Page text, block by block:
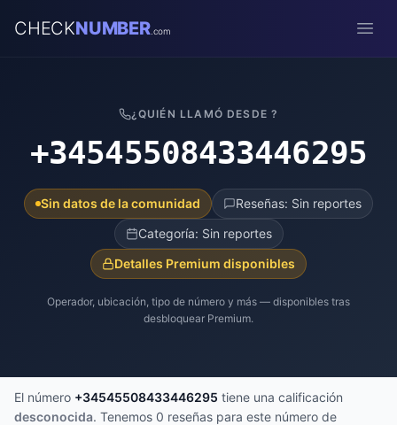
CHECKNUMBER.com
¿QUIÉN LLAMÓ DESDE ?
+34545508433446295
Sin datos de la comunidad
Reseñas: Sin reportes
Categoría: Sin reportes
Detalles Premium disponibles
Operador, ubicación, tipo de número y más — disponibles tras
desbloquear Premium.
El número +34545508433446295 tiene una calificación
desconocida. Tenemos 0 reseñas para este número de